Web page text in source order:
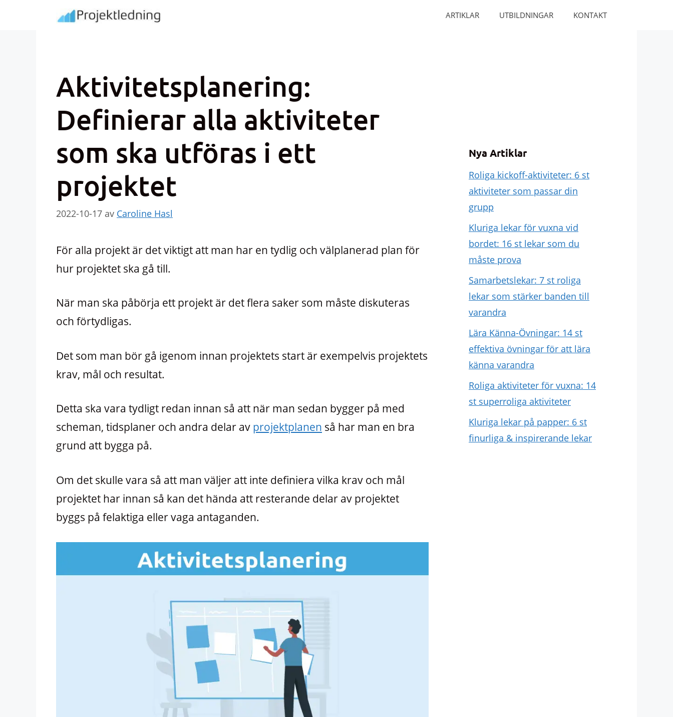
ARTIKLAR UTBILDNINGAR KONTAKT
Aktivitetsplanering:
Definierar alla aktiviteter
som ska utföras i ett
projektet
2022-10-17 av Caroline Hasl
För alla projekt är det viktigt att man har en tydlig och välplanerad plan för
hur projektet ska gå till.
När man ska påbörja ett projekt är det flera saker som måste diskuteras
och förtydligas.
Det som man bör gå igenom innan projektets start är exempelvis projektets
krav, mål och resultat.
Detta ska vara tydligt redan innan så att när man sedan bygger på med
scheman, tidsplaner och andra delar av projektplanen så har man en bra
grund att bygga på.
Om det skulle vara så att man väljer att inte definiera vilka krav och mål
projektet har innan så kan det hända att resterande delar av projektet
byggs på felaktiga eller vaga antaganden.
Nya Artiklar
Roliga kickoff-aktiviteter: 6 st
aktiviteter som passar din
grupp
Kluriga lekar för vuxna vid
bordet: 16 st lekar som du
måste prova
Samarbetslekar: 7 st roliga
lekar som stärker banden till
varandra
Lära Känna-Övningar: 14 st
effektiva övningar för att lära
känna varandra
Roliga aktiviteter för vuxna: 14
st superroliga aktiviteter
Kluriga lekar på papper: 6 st
finurliga & inspirerande lekar